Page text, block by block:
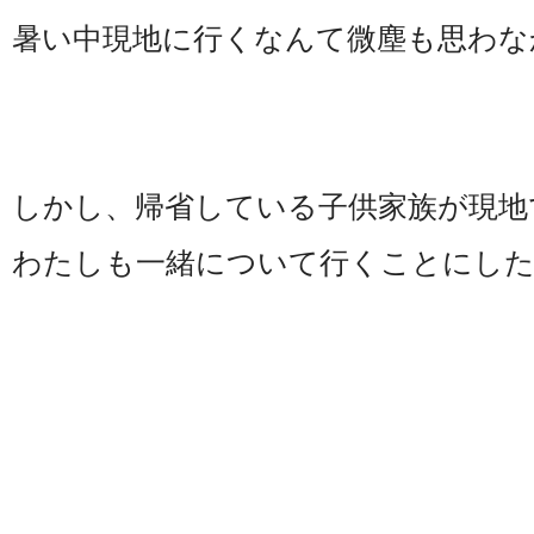
暑い中現地に行くなんて微塵も思わ
しかし、帰省している子供家族が現
わたしも一緒について行くことにし